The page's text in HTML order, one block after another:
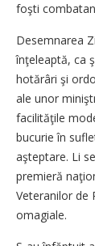
foşti
Desemnarea
înţeleaptă, ca
hotărâri şi
ale unor
facilităţile
bucurie în
aşteptare. Li
premieră
Veteranilor de
omagiale.